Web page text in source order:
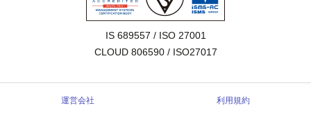
IS 689557 / ISO 27001
CLOUD 806590 / ISO27017
運営会社 利用規約